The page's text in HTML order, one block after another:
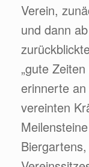
Verein,
und dann
„gute
erinnerte
vereinten